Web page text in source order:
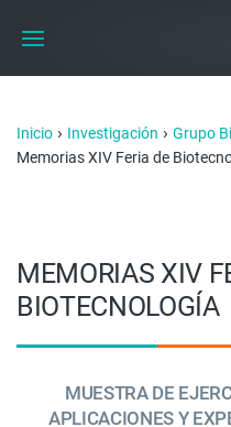
Inicio › Investigación › Grupo
Memorias XIV Feria de
MEMORIAS XIV
BIOTECNOLOGÍA
MUESTRA DE
APLICACIONES Y